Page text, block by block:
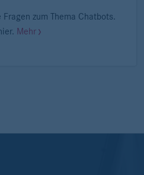
zum Thema Chatbots.
Mehr